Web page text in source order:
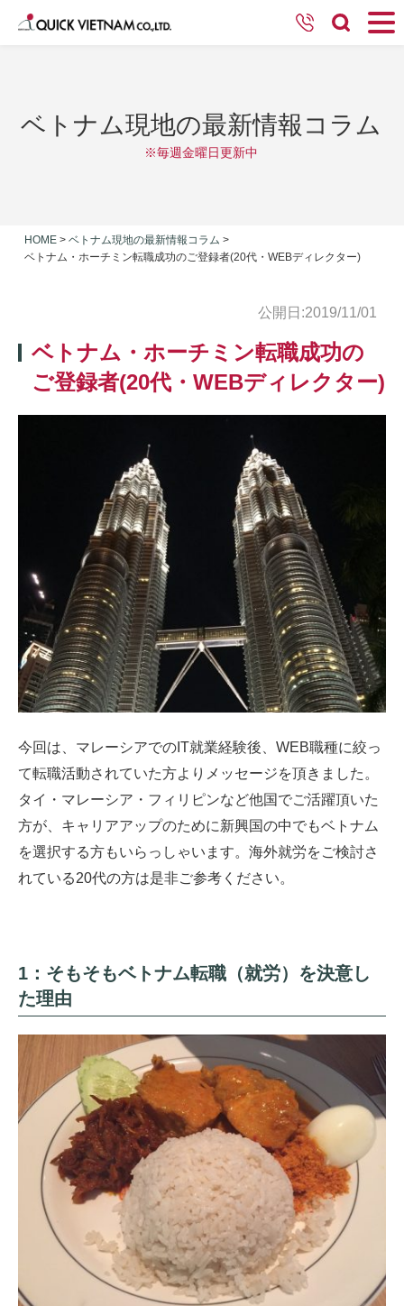
ベトナム現地の最新情報コラム
※毎週金曜日更新中
HOME > ベトナム現地の最新情報コラム >
ベトナム・ホーチミン転職成功のご登録者(20代・WEBディレクター)
公開日:2019/11/01
ベトナム・ホーチミン転職成功の
ご登録者(20代・WEBディレクター)
今回は、マレーシアでのIT就業経験後、WEB職種に絞っ
て転職活動されていた方よりメッセージを頂きました。
タイ・マレーシア・フィリピンなど他国でご活躍頂いた
方が、キャリアアップのために新興国の中でもベトナム
を選択する方もいらっしゃいます。海外就労をご検討さ
れている20代の方は是非ご参考ください。
1：そもそもベトナム転職（就労）を決意し
た理由